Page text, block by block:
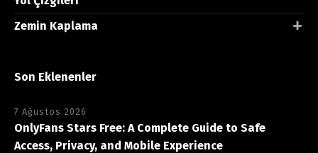
Zemin Kaplama
Son Eklenenler
7 Ağustos 2026
OnlyFans Stars Free: A Complete Guide to Safe
Access, Privacy, and Mobile Experience